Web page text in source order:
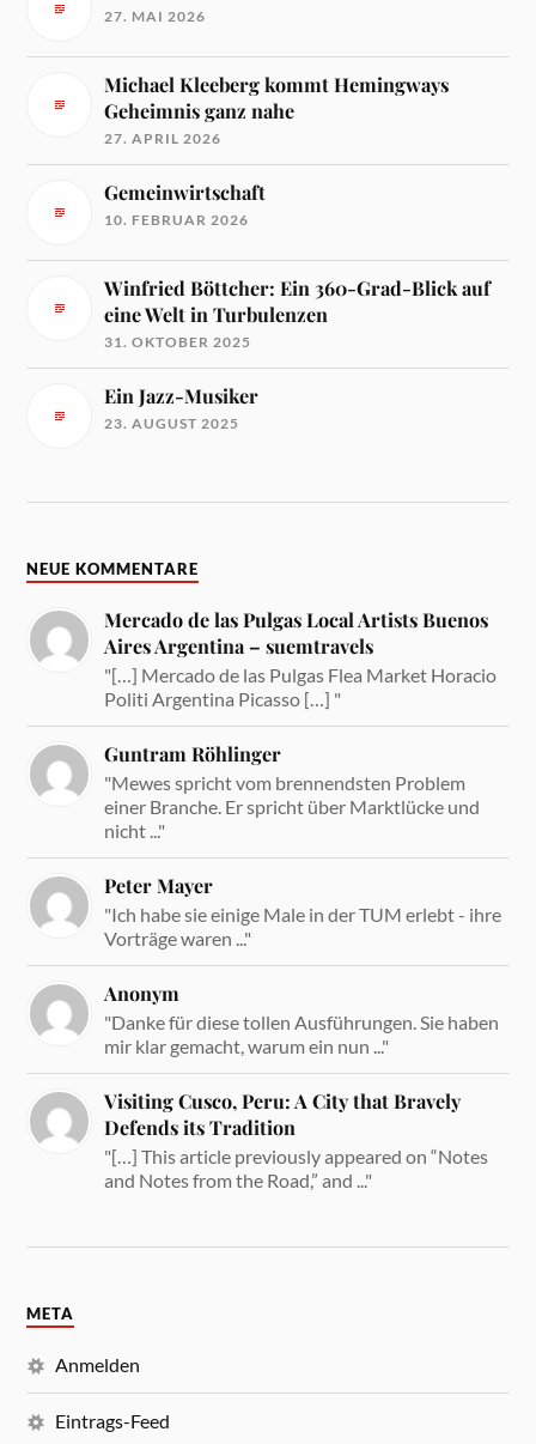
27. MAI 2026
Michael Kleeberg kommt Hemingways
Geheimnis ganz nahe
27. APRIL 2026
Gemeinwirtschaft
10. FEBRUAR 2026
Winfried Böttcher: Ein 360-Grad-Blick auf
eine Welt in Turbulenzen
31. OKTOBER 2025
Ein Jazz-Musiker
23. AUGUST 2025
NEUE KOMMENTARE
Mercado de las Pulgas Local Artists Buenos
Aires Argentina – suemtravels
"[…] Mercado de las Pulgas Flea Market Horacio
Politi Argentina Picasso […] "
Guntram Röhlinger
"Mewes spricht vom brennendsten Problem
einer Branche. Er spricht über Marktlücke und
nicht ..."
Peter Mayer
"Ich habe sie einige Male in der TUM erlebt - ihre
Vorträge waren ..."
Anonym
"Danke für diese tollen Ausführungen. Sie haben
mir klar gemacht, warum ein nun ..."
Visiting Cusco, Peru: A City that Bravely
Defends its Tradition
"[…] This article previously appeared on “Notes
and Notes from the Road,” and ..."
META
Anmelden
Eintrags-Feed